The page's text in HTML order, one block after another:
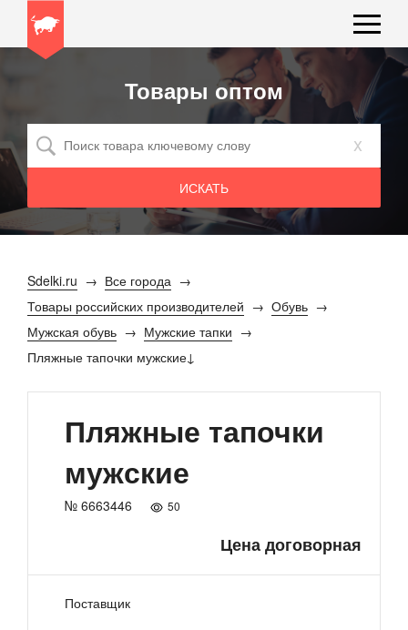
Товары оптом
x
Sdelki.ru
Все города
Товары российских производителей
Обувь
Мужская обувь
Мужские тапки
Пляжные тапочки мужские
Пляжные тапочки
мужские
№ 6663446 50
Цена договорная
Поставщик